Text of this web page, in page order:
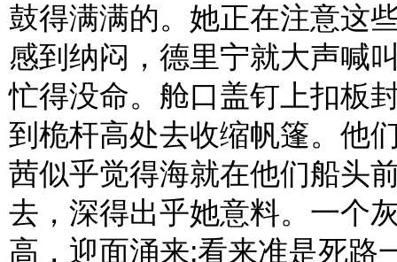
鼓得满满的。她正在注意这
感到纳闷，德里宁就大声喊
忙得没命。舱口盖钉上扣板
到桅杆高处去收缩帆篷。他
茜似乎觉得海就在他们船头
去，深得出乎她意料。一个
高，迎面涌来;看来准是死路